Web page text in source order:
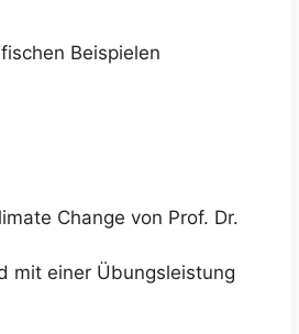
Beispielen
Change von Prof. Dr.
mit einer Übungsleistung